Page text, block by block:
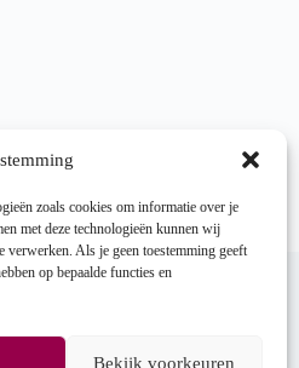
zoals cookies om informatie over je
met deze technologieën kunnen wij
verwerken. Als je geen toestemming geeft
op bepaalde functies en
Bekijk voorkeuren